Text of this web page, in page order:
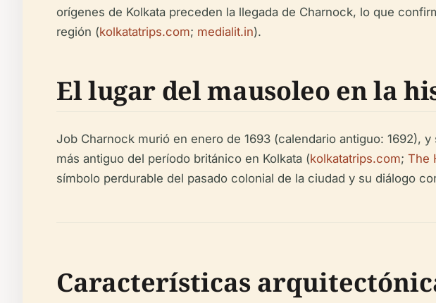
orígenes de Kolkata preceden la llegada de Charnock, lo que
región (kolkatatrips.com; medialit.in).
El lugar del mausoleo en la
Job Charnock murió en enero de 1693 (calendario antiguo: 1692),
más antiguo del período británico en Kolkata (kolkatatrips.com; The
símbolo perdurable del pasado colonial de la ciudad y su diálogo
Características